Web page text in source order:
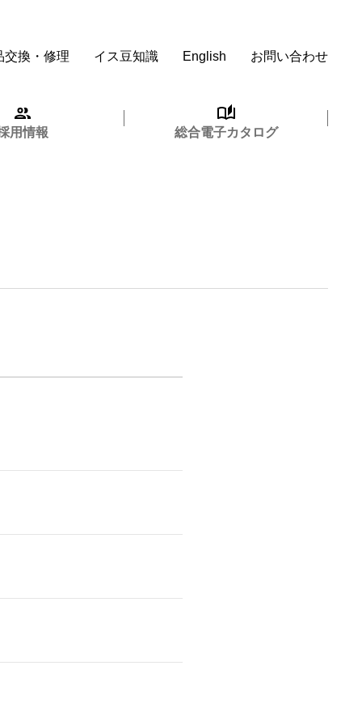
用情報 総合電子カタログ
交換・修理 イス豆知識 English お問い合わせ